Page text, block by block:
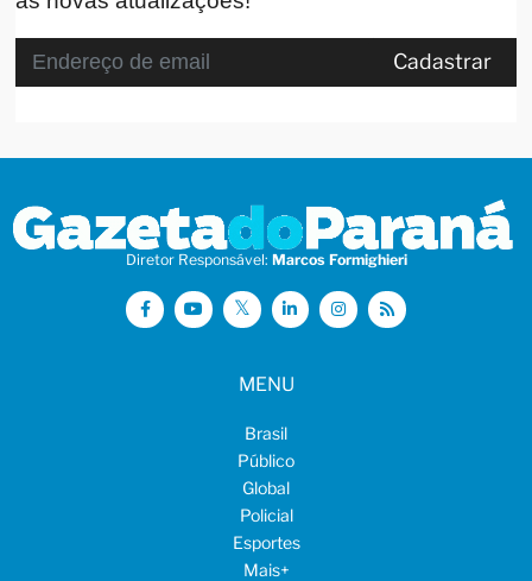
Cadastrar
Diretor Responsável: Marcos Formighieri
MENU
Brasil
Público
Global
Policial
Esportes
Mais+